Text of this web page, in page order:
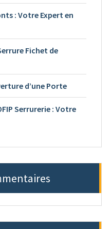
: Votre Expert en
Fichet de
d’une Porte
Serrurerie : Votre